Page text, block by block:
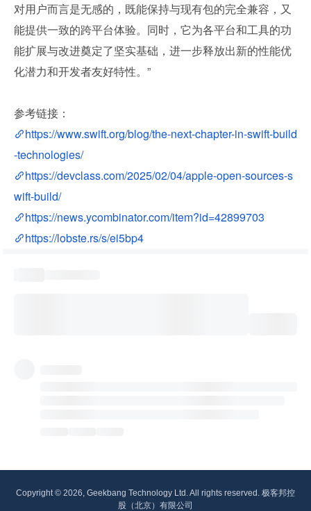
对用户而言是无感的，既能保持与现有包的完全兼容，又
能提供一致的跨平台体验。同时，它为各平台和工具的功
能扩展与改进奠定了坚实基础，进一步释放出新的性能优
化潜力和开发者友好特性。”
参考链接：
https://www.swift.org/blog/the-next-chapter-in-swift-build
-technologies/
https://devclass.com/2025/02/04/apple-open-sources-s
wift-build/
https://news.ycombinator.com/item?id=42899703
https://lobste.rs/s/ei5bp4
Copyright © 2026, Geekbang Technology Ltd. All rights reserved. 极客邦控
股（北京）有限公司